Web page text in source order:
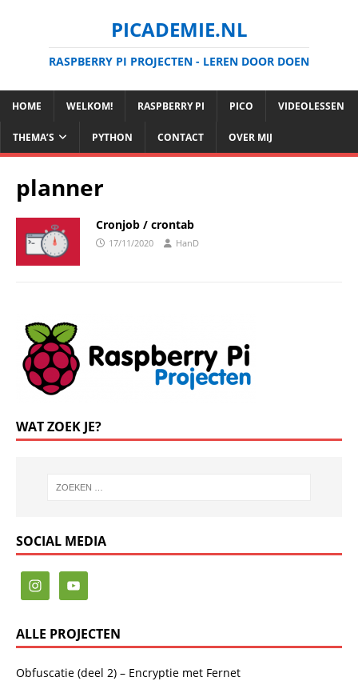
PICADEMIE.NL
RASPBERRY PI PROJECTEN - LEREN DOOR DOEN
HOME WELKOM! RASPBERRY PI PICO VIDEOLESSEN
THEMA’S PYTHON CONTACT OVER MIJ
planner
Cronjob / crontab
17/11/2020 HanD
WAT ZOEK JE?
SOCIAL MEDIA
ALLE PROJECTEN
Obfuscatie (deel 2) – Encryptie met Fernet